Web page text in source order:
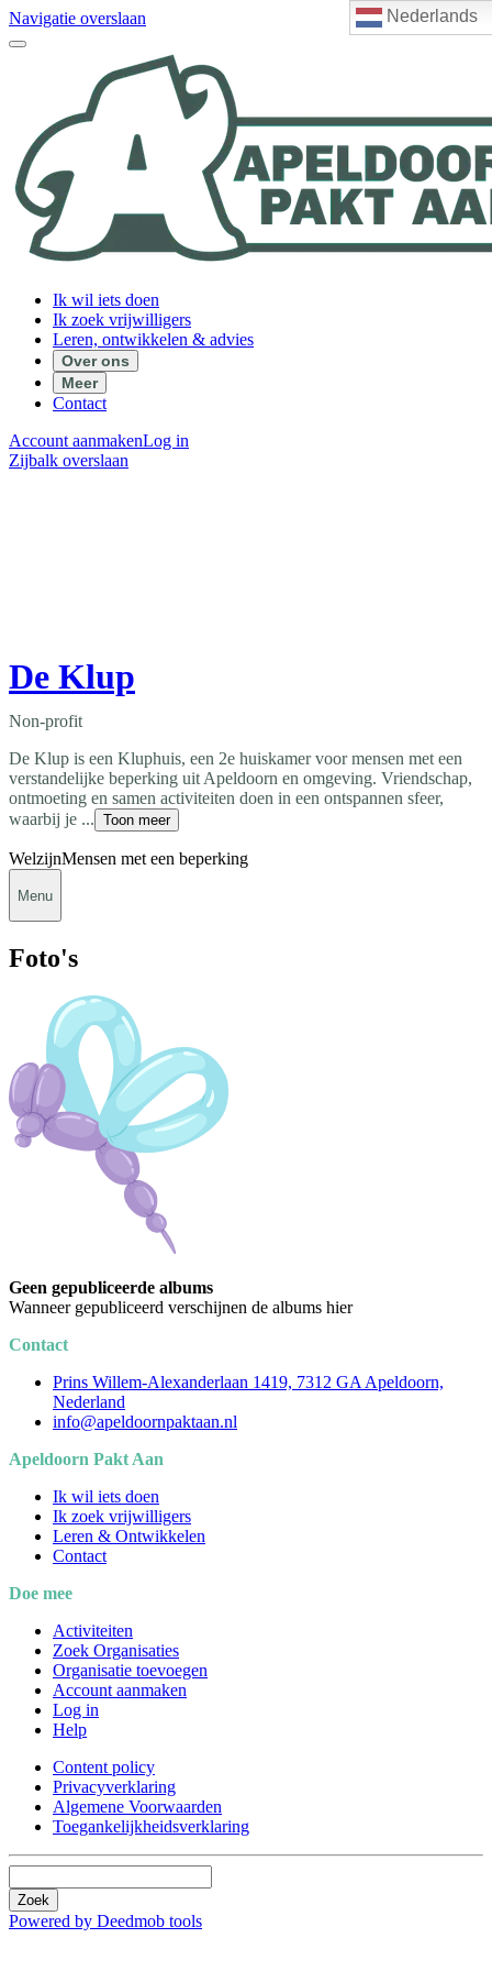
Nederlands
Navigatie overslaan
Ik wil iets doen
Ik zoek vrijwilligers
Leren, ontwikkelen & advies
Over ons
Meer
Contact
Account aanmakenLog in
Zijbalk overslaan
De Klup
Non-profit
De Klup is een Kluphuis, een 2e huiskamer voor mensen met een
verstandelijke beperking uit Apeldoorn en omgeving. Vriendschap,
ontmoeting en samen activiteiten doen in een ontspannen sfeer,
waarbij je ... Toon meer
WelzijnMensen met een beperking
Menu
Foto's
Geen gepubliceerde albums
Wanneer gepubliceerd verschijnen de albums hier
Contact
Prins Willem-Alexanderlaan 1419, 7312 GA Apeldoorn,
Nederland
info@apeldoornpaktaan.nl
Apeldoorn Pakt Aan
Ik wil iets doen
Ik zoek vrijwilligers
Leren & Ontwikkelen
Contact
Doe mee
Activiteiten
Zoek Organisaties
Organisatie toevoegen
Account aanmaken
Log in
Help
Content policy
Privacyverklaring
Algemene Voorwaarden
Toegankelijkheidsverklaring
Zoek
Powered by Deedmob tools